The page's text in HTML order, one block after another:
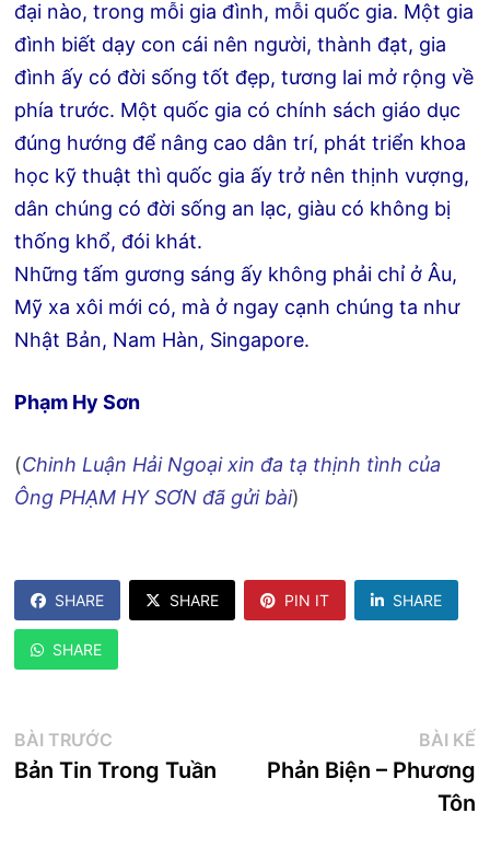
đại nào, trong mỗi gia đình, mỗi quốc gia. Một gia
đình biết dạy con cái nên người, thành đạt, gia
đình ấy có đời sống tốt đẹp, tương lai mở rộng về
phía trước. Một quốc gia có chính sách giáo dục
đúng hướng để nâng cao dân trí, phát triển khoa
học kỹ thuật thì quốc gia ấy trở nên thịnh vượng,
dân chúng có đời sống an lạc, giàu có không bị
thống khổ, đói khát.
Những tấm gương sáng ấy không phải chỉ ở Âu,
Mỹ xa xôi mới có, mà ở ngay cạnh chúng ta như
Nhật Bản, Nam Hàn, Singapore.
Phạm Hy Sơn
(Chinh Luận Hải Ngoại xin đa tạ thịnh tình của
Ông PHẠM HY SƠN đã gửi bài)
SHARE SHARE PIN IT SHARE
SHARE
Điều
hướng
BÀI TRƯỚC
trước:
Bản Tin Trong Tuần
BÀI KẾ
Phản Biện – Phương
Tôn